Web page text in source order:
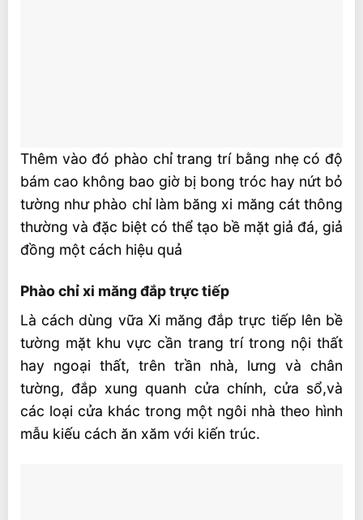
Thêm vào đó phào chỉ trang trí bằng nhẹ có độ
bám cao không bao giờ bị bong tróc hay nứt bỏ
tường như phào chỉ làm băng xi măng cát thông
thường và đặc biệt có thể tạo bề mặt giả đá, giả
đồng một cách hiệu quả
Phào chỉ xi măng đắp trực tiếp
Là cách dùng vữa Xi măng đắp trực tiếp lên bề
tường mặt khu vực cần trang trí trong nội thất
hay ngoại thất, trên trần nhà, lưng và chân
tường, đắp xung quanh cửa chính, cửa sổ,và
các loại cửa khác trong một ngôi nhà theo hình
mẫu kiếu cách ăn xăm với kiến trúc.